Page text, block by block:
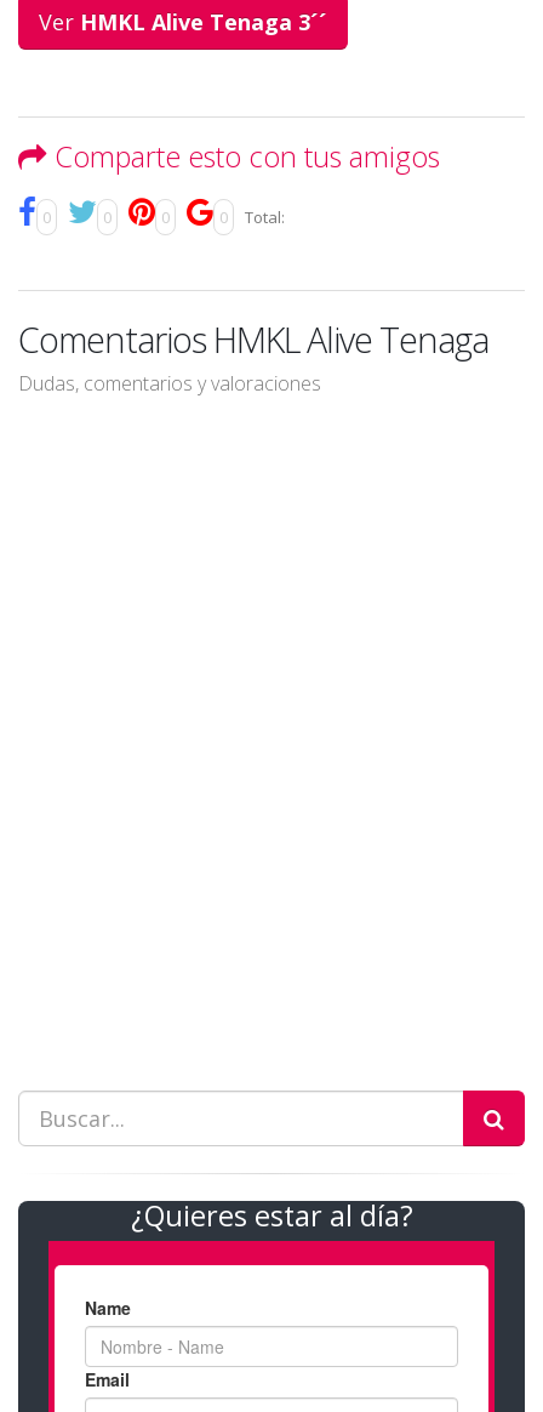
Ver HMKL Alive Tenaga 3´´
Comparte esto con tus amigos
0 0 0 0 Total:
Comentarios HMKL Alive Tenaga
Dudas, comentarios y valoraciones
¿Quieres estar al día?